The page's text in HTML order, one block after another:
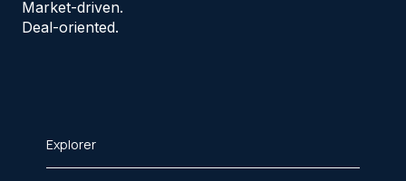
Market-driven.
Deal-oriented.
Explorer